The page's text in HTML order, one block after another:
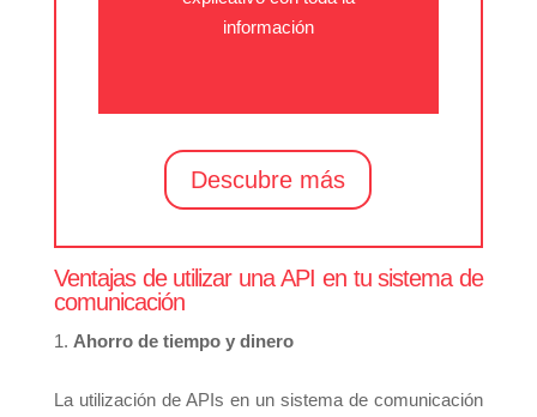
información
Descubre más
Ventajas de utilizar una API en tu sistema de
comunicación
Ahorro de tiempo y dinero
La utilización de APIs en un sistema de comunicación